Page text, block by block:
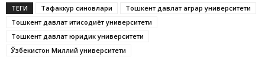
ТЕГИ Тафаккур синовлари
Тошкент давлат аграр университети
Тошкент давлат иқтисодиёт университети
Тошкент давлат юридик университети
Ўзбекистон Миллий университети